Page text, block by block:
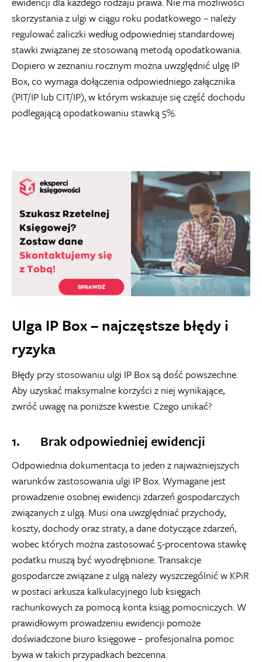
skorzystania z ulgi w ciągu roku podatkowego – należy
regulować zaliczki według odpowiedniej standardowej
stawki związanej ze stosowaną metodą opodatkowania.
Dopiero w zeznaniu rocznym można uwzględnić ulgę IP
Box, co wymaga dołączenia odpowiedniego załącznika
(PIT/IP lub CIT/IP), w którym wskazuje się część dochodu
podlegającą opodatkowaniu stawką 5%.
Ulga IP Box – najczęstsze błędy i
ryzyka
Błędy przy stosowaniu ulgi IP Box są dość powszechne.
Aby uzyskać maksymalne korzyści z niej wynikające,
zwróć uwagę na poniższe kwestie. Czego unikać?
1. Brak odpowiedniej ewidencji
Odpowiednia dokumentacja to jeden z najważniejszych
warunków zastosowania ulgi IP Box. Wymagane jest
prowadzenie osobnej ewidencji zdarzeń gospodarczych
związanych z ulgą. Musi ona uwzględniać przychody,
koszty, dochody oraz straty, a dane dotyczące zdarzeń,
wobec których można zastosować 5-procentowa stawkę
podatku muszą być wyodrębnione. Transakcje
gospodarcze związane z ulgą należy wyszczególnić w KPiR
w postaci arkusza kalkulacyjnego lub księgach
rachunkowych za pomocą konta ksiąg pomocniczych. W
prawidłowym prowadzeniu ewidencji pomoże
doświadczone biuro księgowe – profesjonalna pomoc
bywa w takich przypadkach bezcenna.